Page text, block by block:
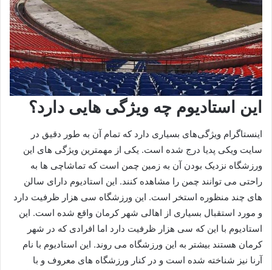
این استادیوم چه ویژگی هایی دارد؟
اینستاگرام ویژگی‌های بسیاری دارد که تمام آن به طور دقیق در
سایت ویکی پدیا درج شده است. یکی از مهمترین ویژگی های این
ورزشگاه نزدیک بودن آن به زمین چمن است که تماشاچی ها به
راحتی می توانند چمن را مشاهده کنند. این استادیوم دارای سالن
های چند منظوره استخر است. این ورزشگاه سی هزار ظرفیت دارد
و مورد استقبال بسیاری از اهالی شهر کرمان واقع شده است. این
استادیوم با این که سی هزار ظرفیت دارد اما افرادی که در شهر
کرمان هستند بیشتر به این ورزشگاه می روند. این استادیوم با نام
آرنا نیز شناخته شده است و در کنار ورزشگاه های معروف و با